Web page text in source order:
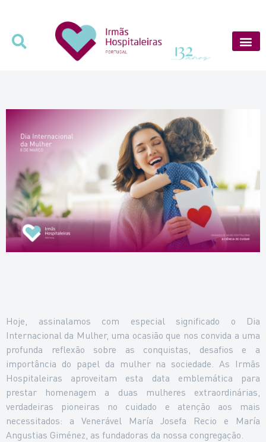
Hoje, assinalamos com especial significado o Dia
Internacional da Mulher, uma ocasião que nos convida a uma
profunda reflexão sobre as conquistas, desafios e a
importância do papel da mulher na sociedade. As Irmãs
Hospitaleiras aproveitam esta data emblemática para
prestar homenagem a duas mulheres extraordinárias,
verdadeiras pioneiras no cuidado e atenção aos mais
necessitados: a Venerável María Josefa Recio e María
Angustias Giménez, as fundadoras da nossa congregação.